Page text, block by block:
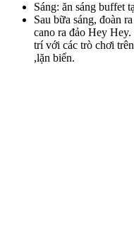
Sáng: ăn sáng buffet
Sau bữa sáng, đoàn
cano ra đảo Hey
trí với các trò chơi
,lặn biển.